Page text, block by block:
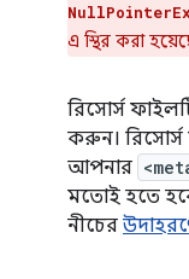
এ স্থির করা
রিসোর্স
করুন। রিসোর্স
আপনার
মতোই হতে
নীচের